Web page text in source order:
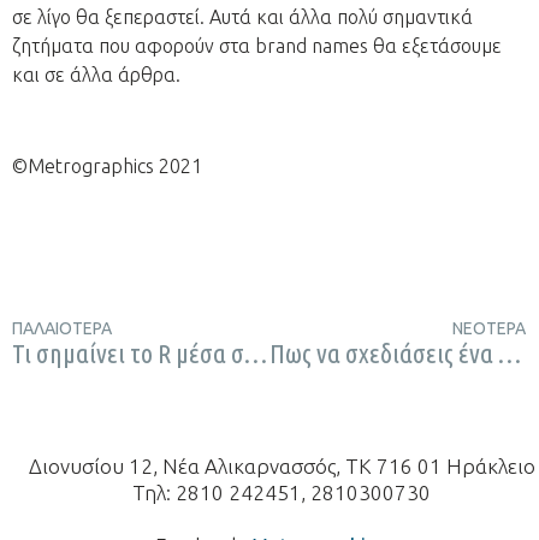
σε λίγο θα ξεπεραστεί. Αυτά και άλλα πολύ σημαντικά
ζητήματα που αφορούν στα brand names θα εξετάσουμε
και σε άλλα άρθρα.
©Metrographics 2021
ΠΑΛΑΙΌΤΕΡΑ
Τι σημαίνει το R μέσα σε κύκλο. Πως χρησιμοποιείται; Τι είναι το σύμβολο TM;
ΝΕΌΤΕΡΑ
Πως να σχεδιάσεις ένα λογότυπο: οι κανόνες!
Διονυσίου 12, Νέα Αλικαρνασσός, ΤΚ 716 01 Ηράκλειο
Τηλ: 2810 242451, 2810300730